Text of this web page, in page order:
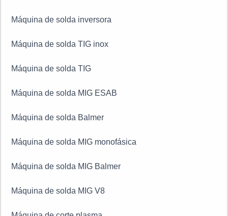
Máquina de solda inversora
Máquina de solda TIG inox
Máquina de solda TIG
Máquina de solda MIG ESAB
Máquina de solda Balmer
Máquina de solda MIG monofásica
Máquina de solda MIG Balmer
Máquina de solda MIG V8